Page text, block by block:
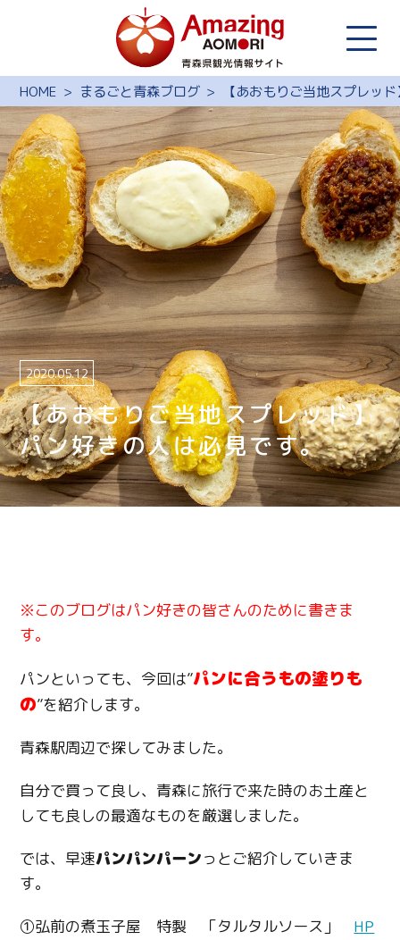
HOME まるごと青森ブログ 【あおもりご当地スプレッ
【あおもりご当地スプレッド】
パン好きの人は必見です。
2020.05.12
※このブログはパン好きの皆さんのために書きま
す。
パンといっても、今回は”パンに合うもの塗りも
の”を紹介します。
青森駅周辺で探してみました。
自分で買って良し、青森に旅行で来た時のお土産と
しても良しの最適なものを厳選しました。
では、早速パンパンパーンっとご紹介していきま
す。
①弘前の煮玉子屋 特製 「タルタルソース」 HP